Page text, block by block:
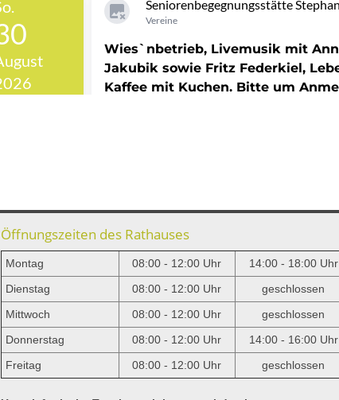
Öffnungszeiten des Rathauses
Montag 08:00 - 12:00 Uhr
14:00 - 18:00 Uhr
Dienstag
08:00 - 12:00 Uhr
geschlossen
Mittwoch
08:00 - 12:00 Uhr
geschlossen
Donnerstag
08:00 - 12:00 Uhr
14:00 - 16:00 Uhr
Freitag
08:00 - 12:00 Uhr geschlossen